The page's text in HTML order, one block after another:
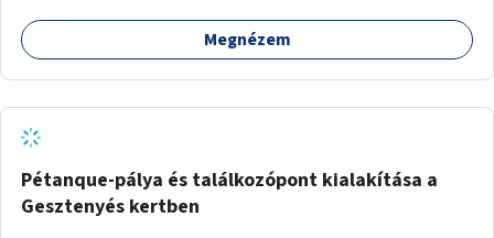
komposztmesteri képzést is biztosítunk. A komposztáló
csak akkor valósulhat meg, ha létrejön egy helyi fenntartó
Megnézem
Pétanque-pálya és találkozópont kialakítása a
Gesztenyés kertben